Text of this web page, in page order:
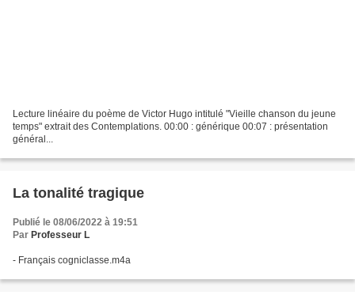
Lecture linéaire du poème de Victor Hugo intitulé "Vieille chanson du jeune
temps" extrait des Contemplations. 00:00 : générique 00:07 : présentation
général...
La tonalité tragique
Publié le 08/06/2022 à 19:51
Par Professeur L
- Français cogniclasse.m4a